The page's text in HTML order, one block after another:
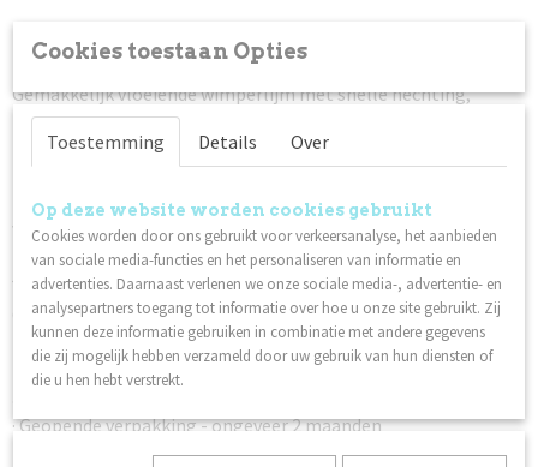
Omschrijving
Gemakkelijk vloeiende wimperlijm met snelle hechting,
transparant met een lichtroze tint. Perfect bij het werken
met gekleurde wimpers.
niet de dop goed af te sluiten. Vergeet niet de lijm 30 seconden
voor gebruik te schudden.
Beste effect bij 18-22 graden en een luchtvochtigheid van 35-
55%. Hechting 0,5 seconde.
Opslag:
koel/donker, niet in de koelkast
Duurzaamheid:
· Geopende verpakking - ongeveer 2 maanden
Denk na over je opslag en sluit de dop goed af.
Cookies toestaan Opties
Toestemming Details Over
Op deze website worden cookies gebruikt
Cookies worden door ons gebruikt voor verkeersanalyse, het aanbieden
van sociale media-functies en het personaliseren van informatie en
advertenties. Daarnaast verlenen we onze sociale media-, advertentie- en
analysepartners toegang tot informatie over hoe u onze site gebruikt. Zij
kunnen deze informatie gebruiken in combinatie met andere gegevens
die zij mogelijk hebben verzameld door uw gebruik van hun diensten of
die u hen hebt verstrekt.